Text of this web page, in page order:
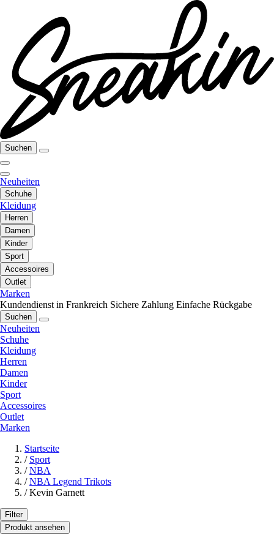
Suchen
Neuheiten
Schuhe
Kleidung
Herren
Damen
Kinder
Sport
Accessoires
Outlet
Marken
Kundendienst in Frankreich Sichere Zahlung Einfache Rückgabe
Suchen
Neuheiten
Schuhe
Kleidung
Herren
Damen
Kinder
Sport
Accessoires
Outlet
Marken
Startseite
/ Sport
/ NBA
/ NBA Legend Trikots
/ Kevin Garnett
Filter
Produkt ansehen